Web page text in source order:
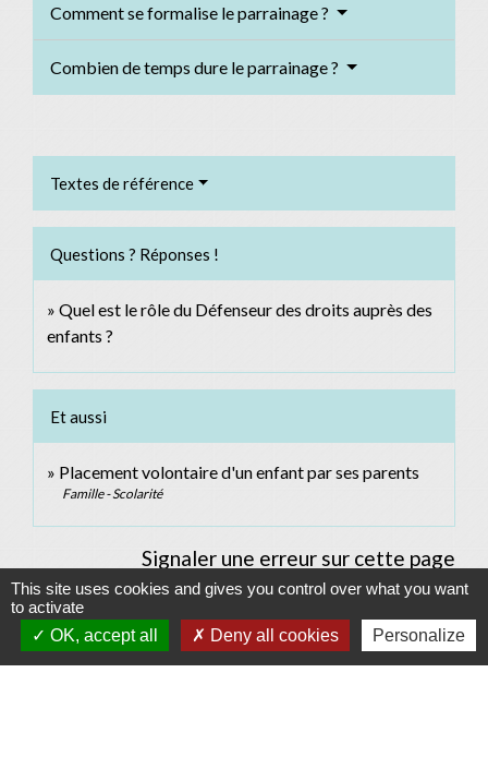
Comment se formalise le parrainage ?
Combien de temps dure le parrainage ?
Textes de référence
Questions ? Réponses !
Quel est le rôle du Défenseur des droits auprès des
enfants ?
Et aussi
Placement volontaire d'un enfant par ses parents
Famille - Scolarité
Signaler une erreur sur cette page
This site uses cookies and gives you control over what you want
to activate
OK, accept all
Deny all cookies Personalize